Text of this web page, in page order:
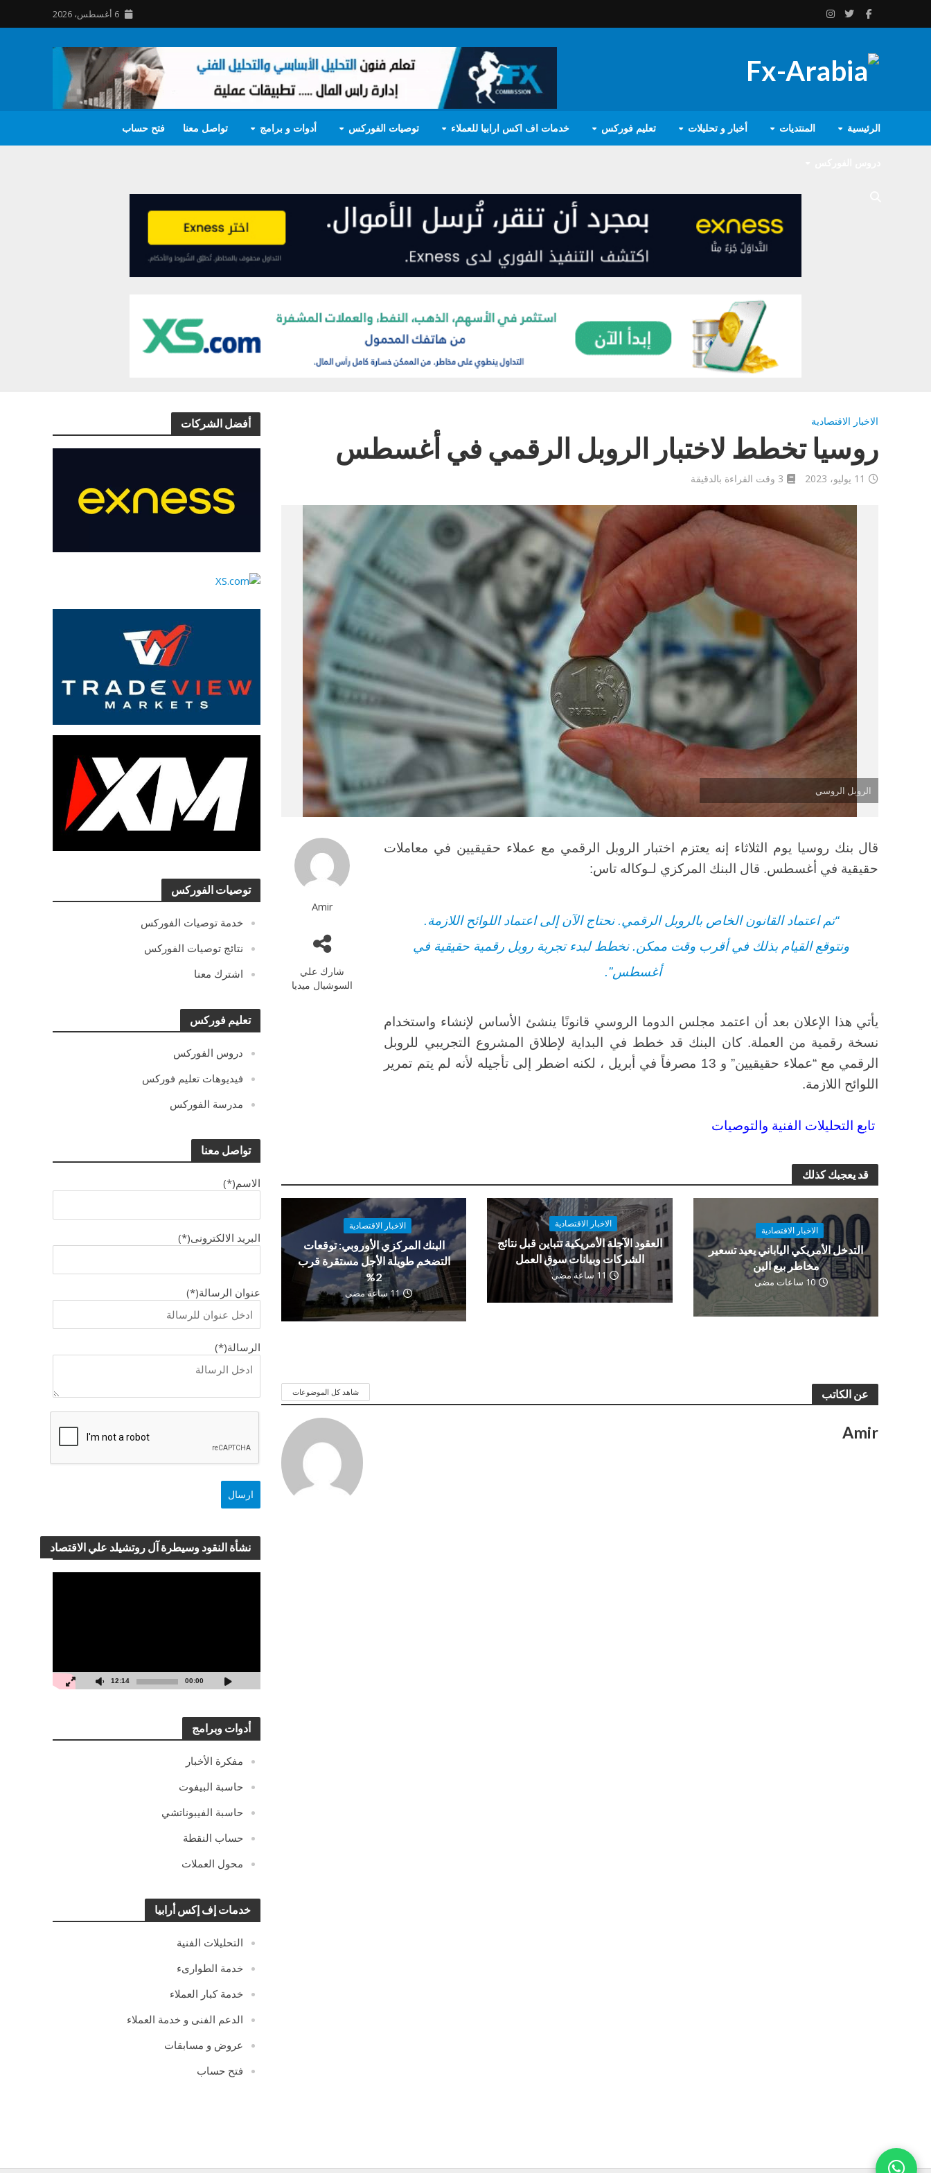
6 أغسطس، 2026
الرئيسية المنتديات أخبار و تحليلات تعليم فوركس خدمات اف اكس ارابيا للعملاء توصيات الفوركس أدوات و برامج تواصل معنا فتح حساب
أفضل الشركات
توصيات الفوركس
خدمة توصيات الفوركس
نتائج توصيات الفوركس
اشترك معنا
تعليم فوركس
دروس الفوركس
فيديوهات تعليم فوركس
مدرسة الفوركس
تواصل معنا
الاسم(*)
البريد الالكترونى(*)
عنوان الرسالة(*)
الرسالة(*)
نشأة النقود وسيطرة آل روتشيلد علي الاقتصاد
00:00
12:14
أدوات وبرامج
مفكرة الأخبار
حاسبة البيفوت
حاسبة الفيبوناتشي
حساب النقطة
محول العملات
خدمات إف إكس أرابيا
التحليلات الفنية
خدمة الطوارىء
خدمة كبار العملاء
الدعم الفنى و خدمة العملاء
عروض و مسابقات
فتح حساب
الاخبار الاقتصادية
روسيا تخطط لاختبار الروبل الرقمي في أغسطس
11 يوليو، 2023 3 وقت القراءة بالدقيقة
الروبل الروسي
Amir
شارك علي
السوشيال ميديا
قال بنك روسيا يوم الثلاثاء إنه يعتزم اختبار الروبل الرقمي مع عملاء حقيقيين في معاملات
حقيقية في أغسطس. قال البنك المركزي لـوكاله تاس:
“تم اعتماد القانون الخاص بالروبل الرقمي. نحتاج الآن إلى اعتماد اللوائح اللازمة.
ونتوقع القيام بذلك في أقرب وقت ممكن. نخطط لبدء تجربة روبل رقمية حقيقية في
أغسطس”.
يأتي هذا الإعلان بعد أن اعتمد مجلس الدوما الروسي قانونًا ينشئ الأساس لإنشاء واستخدام
نسخة رقمية من العملة. كان البنك قد خطط في البداية لإطلاق المشروع التجريبي للروبل
الرقمي مع “عملاء حقيقيين” و 13 مصرفاً في أبريل ، لكنه اضطر إلى تأجيله لأنه لم يتم تمرير
اللوائح اللازمة.
تابع التحليلات الفنية والتوصيات
قد يعجبك كذلك
الاخبار الاقتصادية
التدخل الأمريكي الياباني يعيد تسعير
مخاطر بيع الين
10 ساعات مضى
الاخبار الاقتصادية
العقود الآجلة الأمريكية تتباين قبل نتائج
الشركات وبيانات سوق العمل
11 ساعة مضى
الاخبار الاقتصادية
البنك المركزي الأوروبي: توقعات
التضخم طويلة الأجل مستقرة قرب
2%
11 ساعة مضى
عن الكاتب شاهد كل الموضوعات
Amir